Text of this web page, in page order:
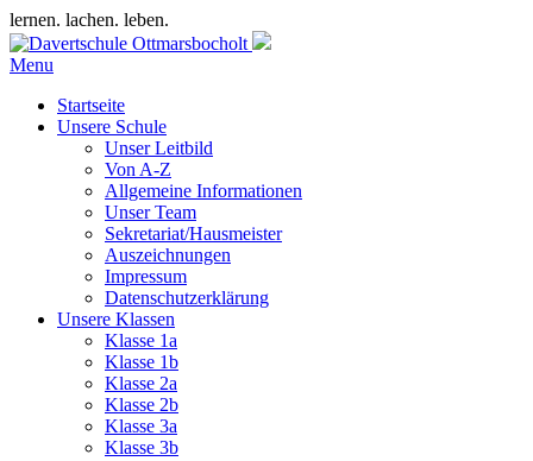
lernen. lachen. leben.
Menu
Startseite
Unsere Schule
Unser Leitbild
Von A-Z
Allgemeine Informationen
Unser Team
Sekretariat/Hausmeister
Auszeichnungen
Impressum
Datenschutzerklärung
Unsere Klassen
Klasse 1a
Klasse 1b
Klasse 2a
Klasse 2b
Klasse 3a
Klasse 3b